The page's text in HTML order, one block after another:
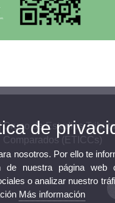
Grupo de Estudios
Comparados (ETICCs)
de
nosotros. Por ello te
nuestra página web
o analizar nuestro
Más información